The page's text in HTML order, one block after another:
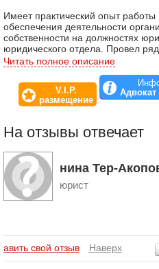
Имеет практический опыт
обеспечения деятельности
собственности на должностях
юридического отдела. Провел
Является почетным членом
Читать полное описание
V.I.P.
размещение
Адвокат
На отзывы отвечает
нина Тер-
юрист
Отзывы
свой отзыв Наверх